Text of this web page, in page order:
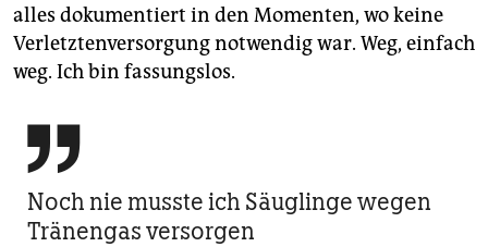
alles dokumentiert in den Momenten, wo keine
Verletztenversorgung notwendig war. Weg, einfach
weg. Ich bin fassungslos.

Noch nie musste ich Säuglinge wegen
Tränengas versorgen